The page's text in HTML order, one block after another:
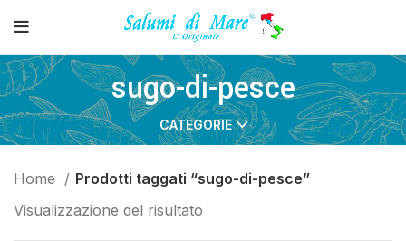
sugo-di-pesce
CATEGORIE
Home
Prodotti taggati “sugo-di-pesce”
Visualizzazione del risultato